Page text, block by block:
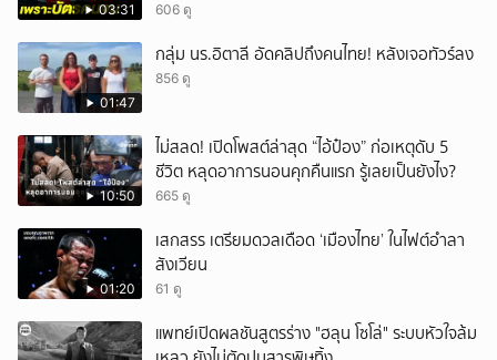
03:31 606 ดู
01:47
กลุ่ม นร.อิตาลี อัดคลิปถึงคนไทย! หลังเจอทัวร์ลง
856 ดู
10:50
ไม่สลด! เปิดโพสต์ล่าสุด “ไอ้ป๋อง” ก่อเหตุดับ 5
ชีวิต หลุดอาการนอนคุกคืนแรก รู้เลยเป็นยังไง?
665 ดู
01:20
เสกสรร เตรียมดวลเดือด ‘เมืองไทย’ ในไฟต์อำลา
สังเวียน
61 ดู
แพทย์เปิดผลชันสูตรร่าง "ฮลุน โซโล่" ระบบหัวใจล้ม